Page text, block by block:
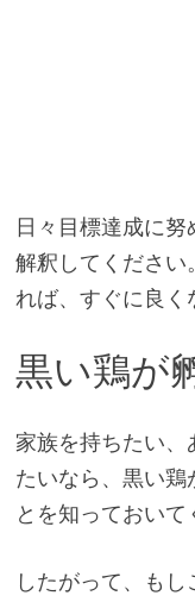
日々目標達成に
解釈してください
れば、すぐに良く
黒い鶏が
家族を持ちたい、
たいなら、黒い鶏
とを知っておいて
したがって、も